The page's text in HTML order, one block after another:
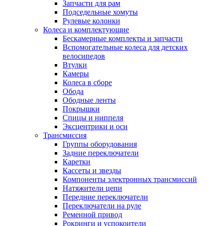
Запчасти для рам
Подседельные хомуты
Рулевые колонки
Колеса и комплектующие
Бескамерные комплекты и запчасти
Вспомогательные колеса для детских
велосипедов
Втулки
Камеры
Колеса в сборе
Обода
Ободные ленты
Покрышки
Спицы и ниппеля
Эксцентрики и оси
Трансмиссия
Группы оборудования
Задние переключатели
Каретки
Кассеты и звезды
Компоненты электронных трансмиссий
Натяжители цепи
Передние переключатели
Переключатели на руле
Ременной привод
Рокринги и успокоители